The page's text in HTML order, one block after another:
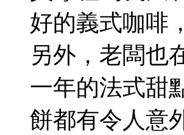
好的義式咖啡
另外，老闆也
一年的法式甜
餅都有令人意